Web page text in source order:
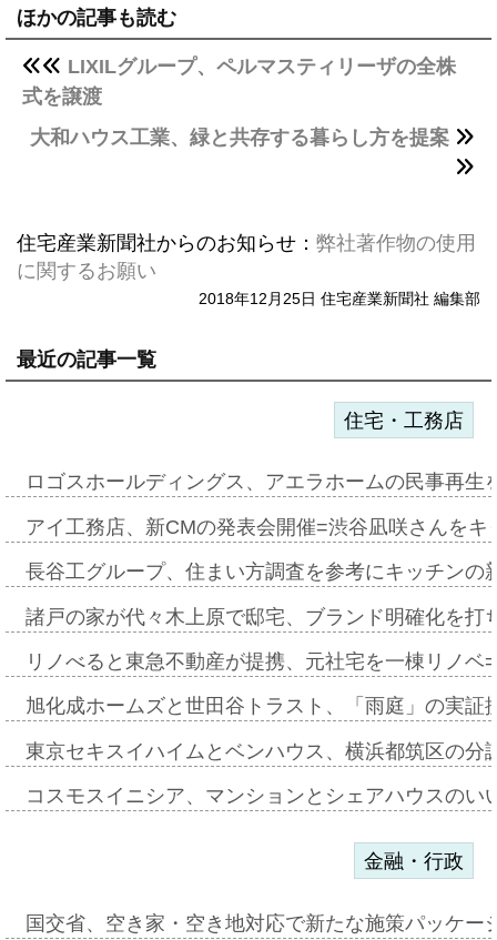
ほかの記事も読む
LIXILグループ、ペルマスティリーザの全株
式を譲渡
大和ハウス工業、緑と共存する暮らし方を提案
住宅産業新聞社からのお知らせ： 弊社著作物の使用
に関するお願い
2018年12月25日 住宅産業新聞社 編集部
最近の記事一覧
住宅・工務店
ロゴスホールディングス、アエラホームの民事再
アイ工務店、新CMの発表会開催=渋谷凪咲さんを
長谷工グループ、住まい方調査を参考にキッチン
諸戸の家が代々木上原で邸宅、ブランド明確化を
リノべると東急不動産が提携、元社宅を一棟リノ
旭化成ホームズと世田谷トラスト、「雨庭」の実
東京セキスイハイムとベンハウス、横浜都筑区の
コスモスイニシア、マンションとシェアハウスの
金融・行政
国交省、空き家・空き地対応で新たな施策パッケ